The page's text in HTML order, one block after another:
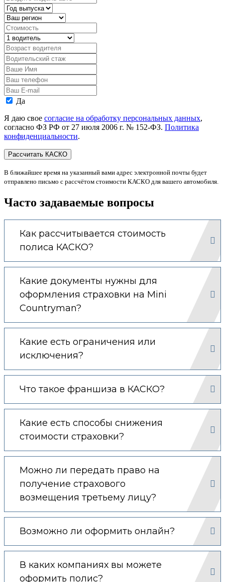
модель
авто
Год
выпуска
Регион
Стоимость,
руб.
Водитель
Возраст
водителя
Водительский
стаж
Ваше
Имя
Ваш
телефон
Ваш
E-
mail
Персональные
Да
Я даю свое согласие на обработку персональных данных,
согласно ФЗ РФ от 27 июля 2006 г. № 152-ФЗ. Политика
конфиденциальности.
В ближайшее время на указанный вами адрес электронной почты будет
отправлено письмо с рассчётом стоимости КАСКО для вашего автомобиля.
Часто задаваемые вопросы
Как рассчитывается стоимость
полиса КАСКО?
Какие документы нужны для
оформления страховки на Mini
Countryman?
Какие есть ограничения или
исключения?
Что такое франшиза в КАСКО?
Какие есть способы снижения
стоимости страховки?
Можно ли передать право на
получение страхового
возмещения третьему лицу?
Возможно ли оформить онлайн?
В каких компаниях вы можете
оформить полис?